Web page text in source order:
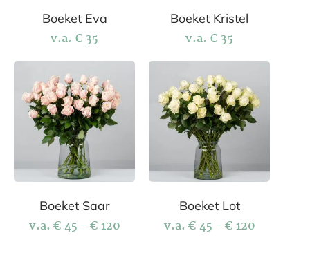
Boeket Eva
v.a.€35
Boeket Kristel
v.a.€35
Boeket Saar
v.a.€45 -€ 120
Boeket Lot
v.a.€45 -€ 120